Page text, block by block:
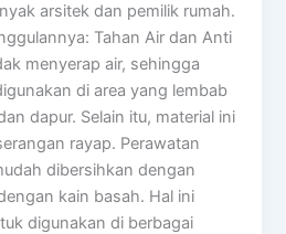
arsitek dan pemilik rumah.
Tahan Air dan Anti
menyerap air, sehingga
di area yang lembab
dapur. Selain itu, material ini
rayap. Perawatan
dibersihkan dengan
kain basah. Hal ini
digunakan di berbagai